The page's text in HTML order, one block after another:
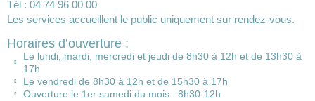
Tél : 04 74 96 00 00
Les services accueillent le public uniquement sur rendez-vous.
Horaires d’ouverture :
Le lundi, mardi, mercredi et jeudi de 8h30 à 12h et de 13h30 à
17h
Le vendredi de 8h30 à 12h et de 15h30 à 17h
Ouverture le 1er samedi du mois : 8h30-12h